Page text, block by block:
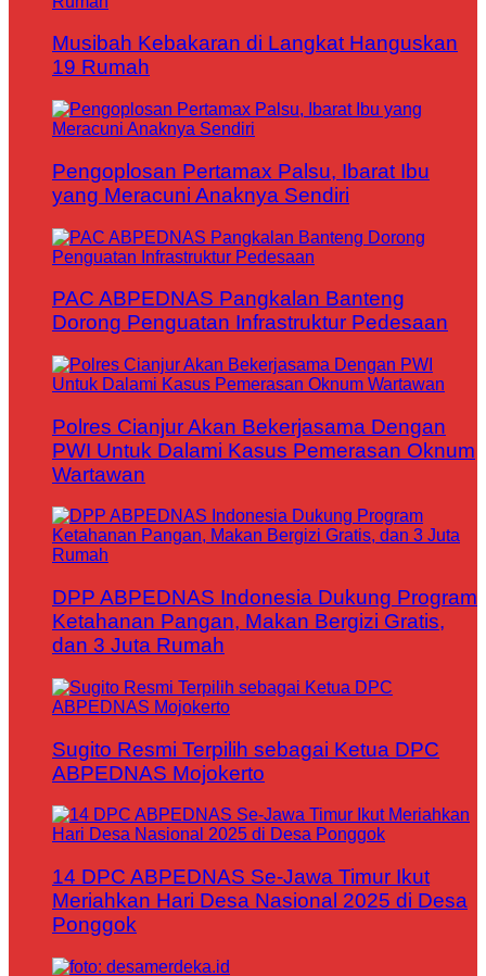
Musibah Kebakaran di Langkat Hanguskan
19 Rumah
Pengoplosan Pertamax Palsu, Ibarat Ibu
yang Meracuni Anaknya Sendiri
PAC ABPEDNAS Pangkalan Banteng
Dorong Penguatan Infrastruktur Pedesaan
Polres Cianjur Akan Bekerjasama Dengan
PWI Untuk Dalami Kasus Pemerasan Oknum
Wartawan
DPP ABPEDNAS Indonesia Dukung Program
Ketahanan Pangan, Makan Bergizi Gratis,
dan 3 Juta Rumah
Sugito Resmi Terpilih sebagai Ketua DPC
ABPEDNAS Mojokerto
14 DPC ABPEDNAS Se-Jawa Timur Ikut
Meriahkan Hari Desa Nasional 2025 di Desa
Ponggok